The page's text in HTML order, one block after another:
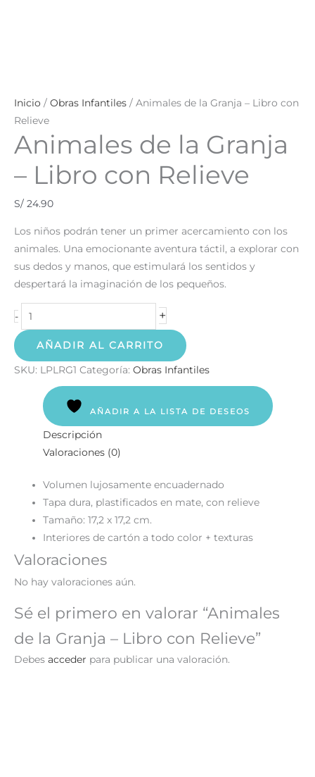
Inicio / Obras Infantiles / Animales de la Granja – Libro con
Relieve
Animales de la Granja
– Libro con Relieve
S/ 24.90
Los niños podrán tener un primer acercamiento con los
animales. Una emocionante aventura táctil, a explorar con
sus dedos y manos, que estimulará los sentidos y
despertará la imaginación de los pequeños.
- +
AÑADIR AL CARRITO
SKU: LPLRG1 Categoría: Obras Infantiles
AÑADIR A LA LISTA DE DESEOS
Descripción
Valoraciones (0)
Volumen lujosamente encuadernado
Tapa dura, plastificados en mate, con relieve
Tamaño: 17,2 x 17,2 cm.
Interiores de cartón a todo color + texturas
Valoraciones
No hay valoraciones aún.
Sé el primero en valorar “Animales
de la Granja – Libro con Relieve”
Debes acceder para publicar una valoración.